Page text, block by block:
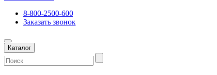
8-800-2500-600
Заказать звонок
Каталог